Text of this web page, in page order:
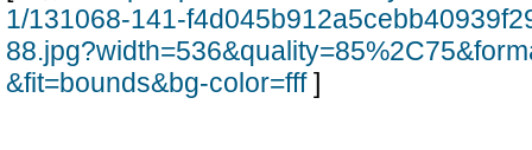
1/131068-141-
&fit=bounds&bg-color=fff]